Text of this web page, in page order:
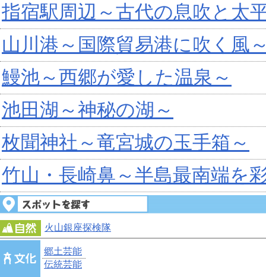
指宿駅周辺～古代の息吹と太
山川港～国際貿易港に吹く風
鰻池～西郷が愛した温泉～
池田湖～神秘の湖～
枚聞神社～竜宮城の玉手箱～
竹山・長崎鼻～半島最南端を
火山銀座探検隊
郷土芸能
伝統芸能